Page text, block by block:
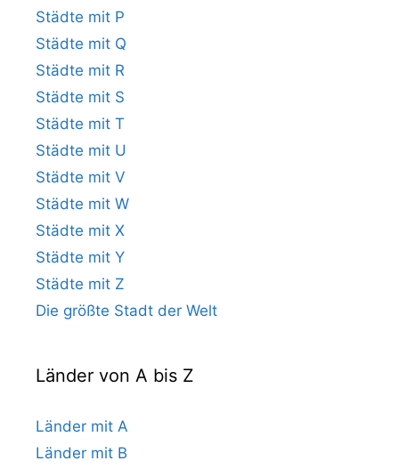
Städte mit P
Städte mit Q
Städte mit R
Städte mit S
Städte mit T
Städte mit U
Städte mit V
Städte mit W
Städte mit X
Städte mit Y
Städte mit Z
Die größte Stadt der Welt
Länder von A bis Z
Länder mit A
Länder mit B